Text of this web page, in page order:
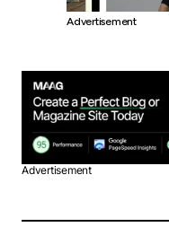
Advertisement
Advertisement